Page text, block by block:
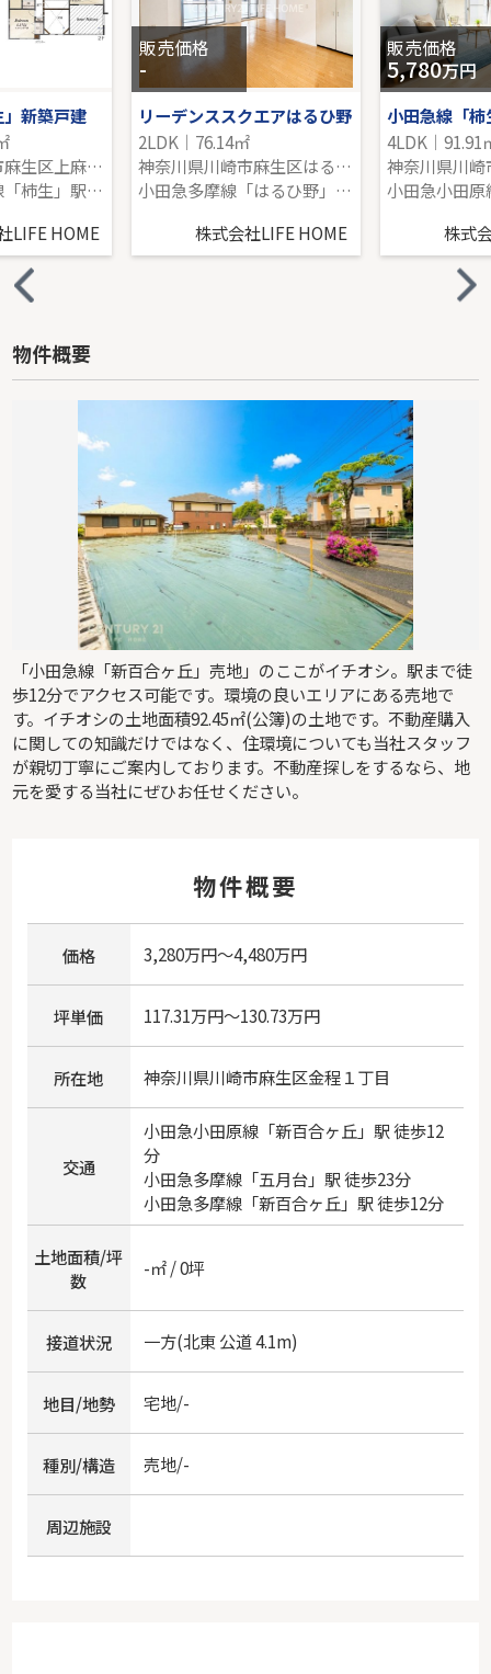
販売価格を見る
新築戸建
神奈川県川崎市麻生区上麻生７丁目
小田急小田原線「柿生」駅 徒歩20分
LIFE HOME
販売価格
-
リーデンススクエアはるひ野
2LDK｜76.14㎡
神奈川県川崎市麻生区はるひ野１丁目
小田急多摩線「はるひ野」駅 徒歩4分
株式会社LIFE HOME
販売価格
5,780万円
小田急線「
4LDK｜91.91
株式
物件概要
「小田急線「新百合ヶ丘」売地」のここがイチオシ。駅まで徒
歩12分でアクセス可能です。環境の良いエリアにある売地で
す。イチオシの土地面積92.45㎡(公簿)の土地です。不動産購入
に関しての知識だけではなく、住環境についても当社スタッフ
が親切丁寧にご案内しております。不動産探しをするなら、地
元を愛する当社にぜひお任せください。
物件概要
価格 3,280万円～4,480万円
坪単価 117.31万円～130.73万円
所在地 神奈川県川崎市麻生区金程１丁目
交通
小田急小田原線「新百合ヶ丘 」駅 徒歩12
分
小田急多摩線「五月台」駅 徒歩23分
小田急多摩線「新百合ヶ丘 」駅 徒歩12分
土地面積/坪
数
-㎡ / 0坪
接道状況 一方(北東 公道 4.1m)
地目/地勢 宅地/-
種別/構造 売地/-
周辺施設